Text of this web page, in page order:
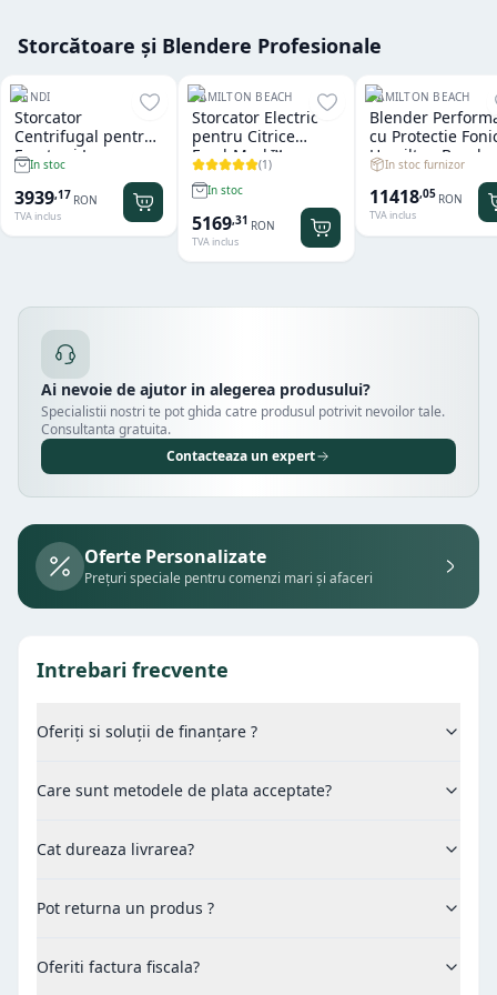
Storcătoare și Blendere Profesionale
HENDI
Storcator
Centrifugal pentru
Fructe si Legume
Hendi
In stoc
3939,17 RON
TVA inclus
HAMILTON BEACH
Storcator Electric
pentru Citrice
FreshMark™
Hamilton Beach
(1)
In stoc
5169,31 RON
TVA inclus
HAMILTON BEACH
Blender
cu Protectie
Hamilton Beach
Summit® Edge
In stoc furnizor
11418,05 RON
TVA inclus
Ai nevoie de ajutor in alegerea produsului?
Specialistii nostri te pot ghida catre produsul potrivit nevoilor tale.
Consultanta gratuita.
Contacteaza un expert
Oferte Personalizate
Prețuri speciale pentru comenzi mari și afaceri
Intrebari frecvente
Oferiți si soluții de finanțare ?
Care sunt metodele de plata acceptate?
Cat dureaza livrarea?
Pot returna un produs ?
Oferiti factura fiscala?